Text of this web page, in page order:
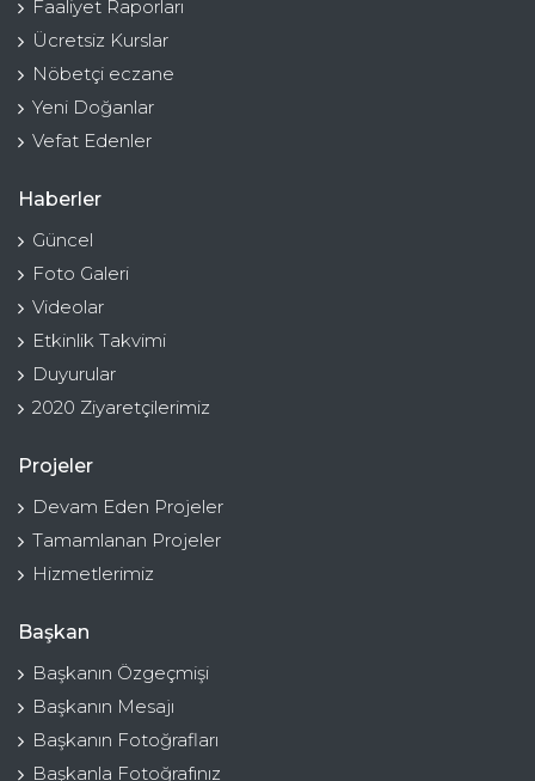
Faaliyet Raporları
Ücretsiz Kurslar
Nöbetçi eczane
Yeni Doğanlar
Vefat Edenler
Haberler
Güncel
Foto Galeri
Videolar
Etkinlik Takvimi
Duyurular
2020 Ziyaretçilerimiz
Projeler
Devam Eden Projeler
Tamamlanan Projeler
Hizmetlerimiz
Başkan
Başkanın Özgeçmişi
Başkanın Mesajı
Başkanın Fotoğrafları
Başkanla Fotoğrafınız